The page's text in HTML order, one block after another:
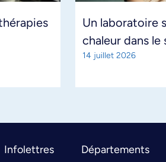
Un laboratoire
chaleur dans le
14 juillet 2026
Infolettres Départements